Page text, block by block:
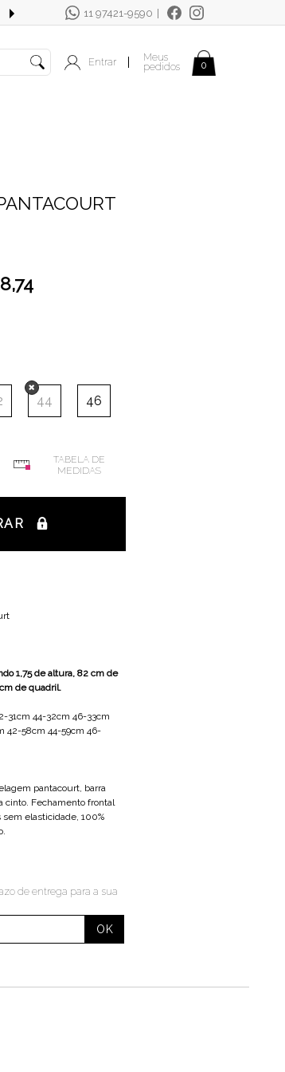
FRETE GRÁTIS OUTRAS REGIÕES EM
11 97421-9590
Entrar
Meus
pedidos
0
44 46
TABELA DE
MEDIDAS
1,75 de altura, 82 cm de
de quadril.
31cm 44-32cm 46-33cm
42-58cm 44-59cm 46-
pantacourt, barra
cinto. Fechamento frontal
sem elasticidade, 100%
de entrega para a sua